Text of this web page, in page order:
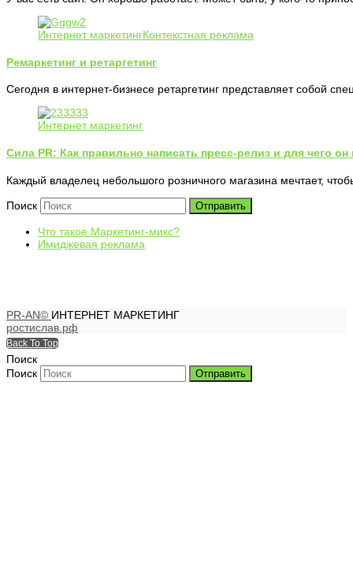
Интернет маркетингКонтекстная реклама
Ремаркетинг и ретаргетинг
Сегодня в интернет-бизнесе ретаргетинг представляет собой
Интернет маркетинг
Сила PR: Как правильно написать пресс-релиз и для чего
Каждый владелец небольшого розничного магазина мечтает,
Поиск
Отправить
Что такое Маркетинг-микс?
Имиджевая реклама
PR-AN© ИНТЕРНЕТ МАРКЕТИНГ
ростислав.рф
Back To Top
Поиск
Поиск
Отправить